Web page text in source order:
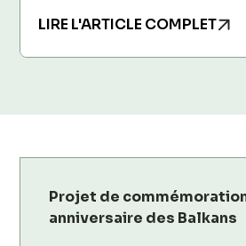
LIRE L'ARTICLE COMPLET
Projet de
anniversaire des Balkans